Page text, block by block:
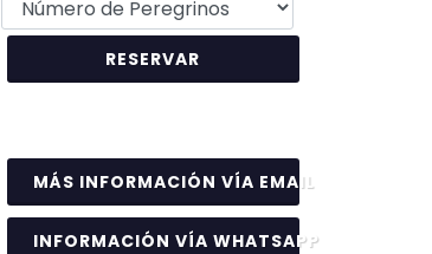
MÁS INFORMACIÓN VÍA EMAIL
INFORMACIÓN VÍA WHATSAPP